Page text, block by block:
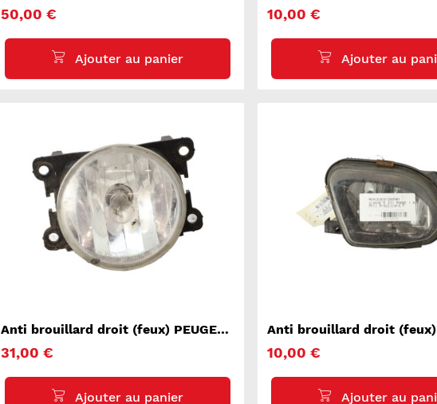
50,00 € 10,00 €
Anti brouillard droit (feux) PEUGEOT
31,00 €
Anti brouillard droit (feux)
10,00 €